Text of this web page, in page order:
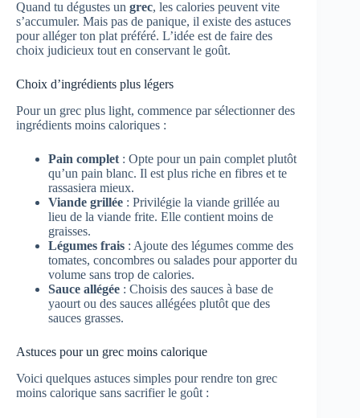
Quand tu dégustes un grec, les calories peuvent vite
s’accumuler. Mais pas de panique, il existe des astuces
pour alléger ton plat préféré. L’idée est de faire des
choix judicieux tout en conservant le goût.
Choix d’ingrédients plus légers
Pour un grec plus light, commence par sélectionner des
ingrédients moins caloriques :
Pain complet : Opte pour un pain complet plutôt
qu’un pain blanc. Il est plus riche en fibres et te
rassasiera mieux.
Viande grillée : Privilégie la viande grillée au
lieu de la viande frite. Elle contient moins de
graisses.
Légumes frais : Ajoute des légumes comme des
tomates, concombres ou salades pour apporter du
volume sans trop de calories.
Sauce allégée : Choisis des sauces à base de
yaourt ou des sauces allégées plutôt que des
sauces grasses.
Astuces pour un grec moins calorique
Voici quelques astuces simples pour rendre ton grec
moins calorique sans sacrifier le goût :